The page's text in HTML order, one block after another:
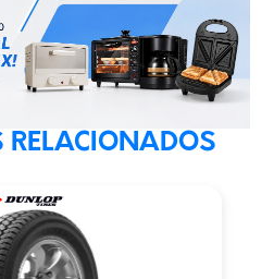
RELACIONADOS